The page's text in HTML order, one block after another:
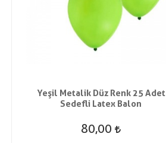
Yeşil Metalik Düz Renk 25 Adet
Sedefli Latex Balon
80,00